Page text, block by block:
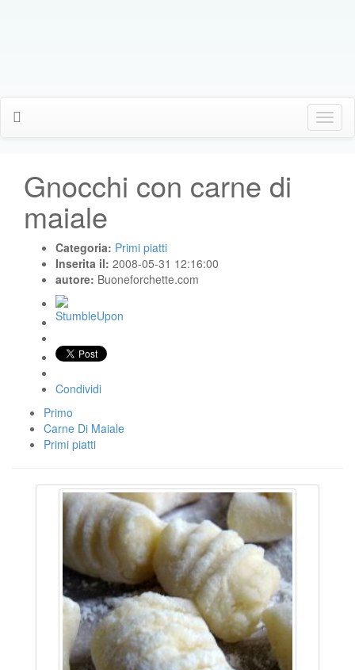
Click
Me
Gnocchi con carne di
maiale
Categoria: Primi piatti
Inserita il: 2008-05-31 12:16:00
autore: Buoneforchette.com
Condividi
Primo
Carne Di Maiale
Primi piatti